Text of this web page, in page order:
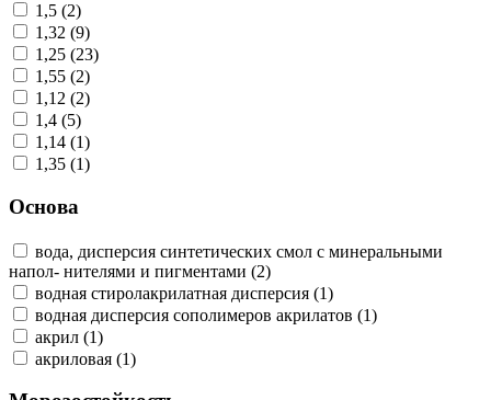
1,5 (2)
1,32 (9)
1,25 (23)
1,55 (2)
1,12 (2)
1,4 (5)
1,14 (1)
1,35 (1)
Основа
вода, дисперсия синтетических смол с минеральными
напол- нителями и пигментами (2)
водная стиролакрилатная дисперсия (1)
водная дисперсия сополимеров акрилатов (1)
акрил (1)
акриловая (1)